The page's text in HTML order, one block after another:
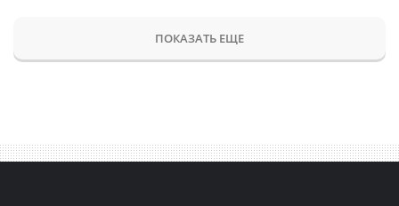
ПОКАЗАТЬ ЕЩЕ